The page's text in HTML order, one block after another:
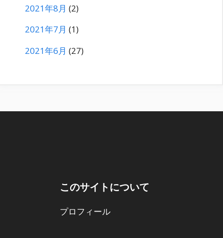
2021年8月 (2)
2021年7月 (1)
2021年6月 (27)
このサイトについて
プロフィール